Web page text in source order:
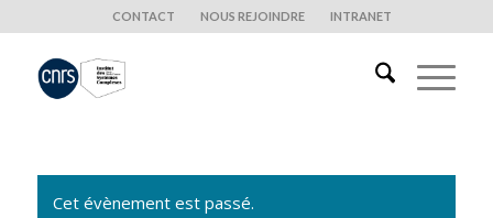
CONTACT NOUS REJOINDRE INTRANET
Cet évènement est passé.